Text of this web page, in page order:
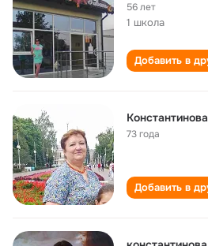
56 лет
1 школа
Добавить в
73 года
Добавить в